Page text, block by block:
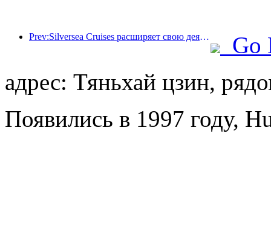
Prev:Silversea Cruises расширяет свою деятельность в гостиничном бизнесе
Go
адрес: Тяньхай цзин,
Появились в 1997 году,